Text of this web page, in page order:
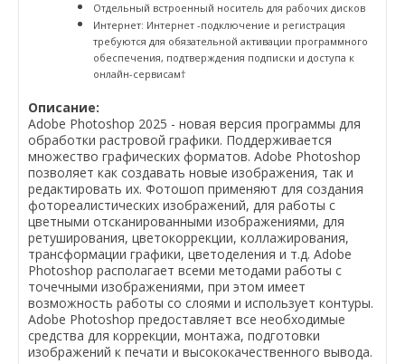
Отдельный встроенный носитель для рабочих дисков
Интернет: Интернет -подключение и регистрация
требуются для обязательной активации программного
обеспечения, подтверждения подписки и доступа к
онлайн-сервисам†
Описание:
Adobe Photoshop 2025 - новая версия программы для
обработки растровой графики. Поддерживается
множество графических форматов. Adobe Photoshop
позволяет как создавать новые изображения, так и
редактировать их. Фотошоп применяют для создания
фотореалистических изображений, для работы с
цветными отсканированными изображениями, для
ретуширования, цветокоррекции, коллажирования,
трансформации графики, цветоделения и т.д. Adobe
Photoshop располагает всеми методами работы с
точечными изображениями, при этом имеет
возможность работы со слоями и использует контуры.
Adobe Photoshop предоставляет все необходимые
средства для коррекции, монтажа, подготовки
изображений к печати и высококачественного вывода.